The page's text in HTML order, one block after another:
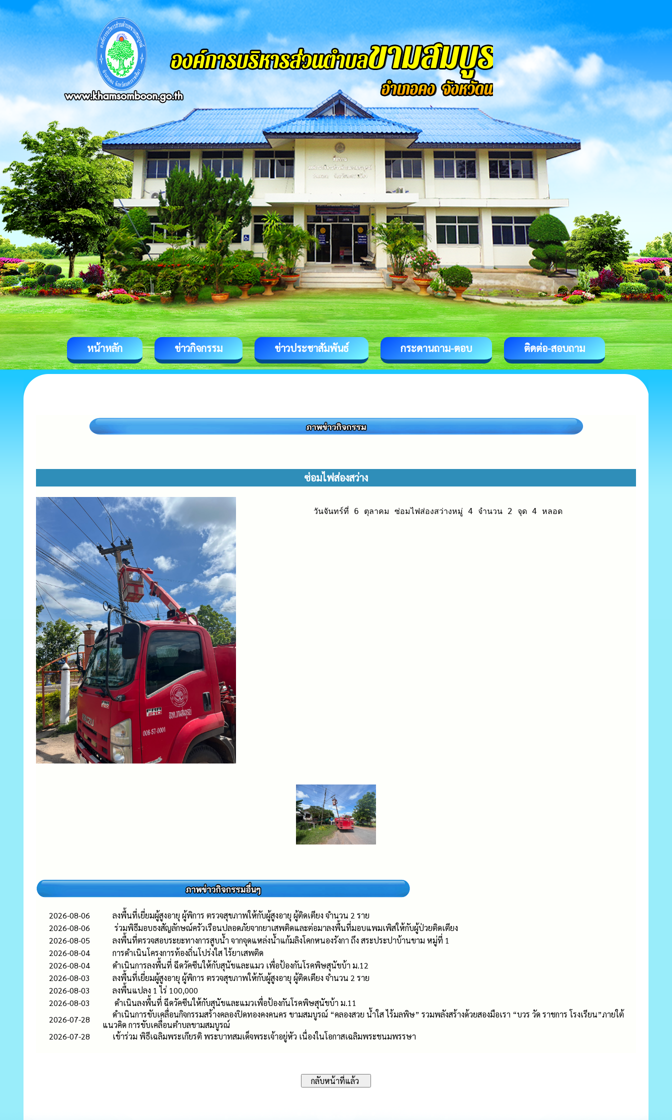
หน้าหลัก ข่าวกิจกรรม ข่าวประชาสัมพันธ์ กระดานถาม-ตอบ ติดต่อ-สอบถาม
ซ่อมไฟส่องสว่าง
วันจันทร์ที่ 6 ตุลาคม ซ่อมไฟส่องสว่างหมู่ 4 จำนวน 2 จุด 4 หลอด
2026-08-06
ลงพื้นที่เยี่ยมผู้สูงอายุ ผู้พิการ ตรวจสุขภาพให้กับผู้สูงอายุ ผู้ติดเตียง จำนวน 2 ราย
2026-08-06
ร่วมพิธีมอบธงสัญลักษณ์ครัวเรือนปลอดภัยจากยาเสพติดและต่อมาลงพื้นที่มอบแพมเพิสให้กับผู้ป่วยติดเตียง
2026-08-05
ลงพื้นที่ตรวจสอบระยะทางการสูบน้ำ จากจุดแหล่งน้ำแก้มลิงโคกหนองรังกา ถึง สระประปาบ้านขาม หมู่ที่ 1
2026-08-04
การดำเนินโครงการท้องถิ่นโปร่งใส ไร้ยาเสพติด
2026-08-04
ดำเนินการลงพื้นที่ ฉีดวัคซีนให้กับสุนัขและแมว เพื่อป้องกันโรคพิษสุนัขบ้า ม.12
2026-08-03
ลงพื้นที่เยี่ยมผู้สูงอายุ ผู้พิการ ตรวจสุขภาพให้กับผู้สูงอายุ ผู้ติดเตียง จำนวน 2 ราย
2026-08-03
ลงพื้นแปลง 1 ไร่ 100,000
2026-08-03
ดำเนินลงพื้นที่ ฉีดวัคซีนให้กับสุนัขและแมวเพื่อป้องกันโรคพิษสุนัขบ้า ม.11
2026-07-28
ดำเนินการขับเคลื่อนกิจกรรมสร้างคลองปิดทองคงคนคร ขามสมบูรณ์ “คลองสวย น้ำใส ไร้มลพิษ” รวมพลังสร้างด้วยสองมือเรา “บวร วัด ราชการ โรงเรียน”ภายใต้
แนวคิด การขับเคลื่อนตำบลขามสมบูรณ์
2026-07-28
เข้าร่วม พิธีเฉลิมพระเกียรติ พระบาทสมเด็จพระเจ้าอยู่หัว เนื่องในโอกาสเฉลิมพระชนมพรรษา